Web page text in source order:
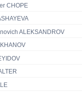
CHOPE
ALEKSANDROV